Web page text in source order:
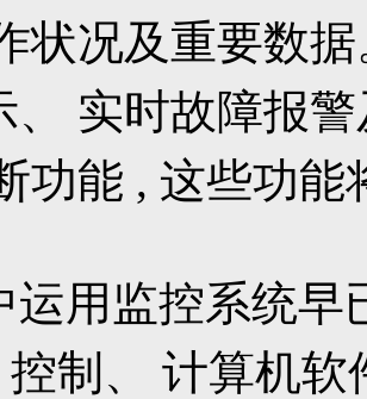
状况及重要数
、 实时故障报
功能 , 这些功
运用监控系统早
控制、 计算机